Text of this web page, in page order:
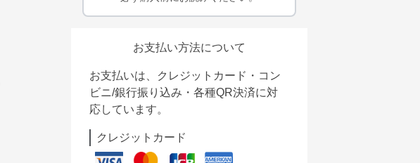
お支払い方法について
お支払いは、クレジットカード・コン
ビニ/銀行振り込み・各種QR決済に対
応しています。
クレジットカード